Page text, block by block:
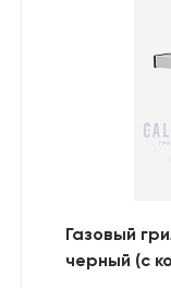
Газовый
черный (с